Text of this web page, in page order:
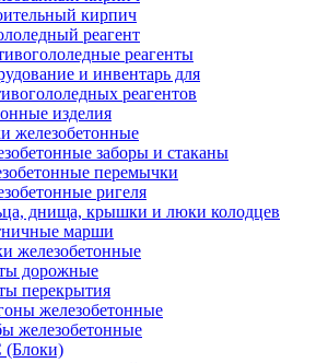
кирпич
реагент
реагенты
и инвентарь для
реагентов
изделия
железобетонные
заборы и стаканы
перемычки
ригеля
днища, крышки и люки колодцев
марши
железобетонные
дорожные
перекрытия
железобетонные
железобетонные